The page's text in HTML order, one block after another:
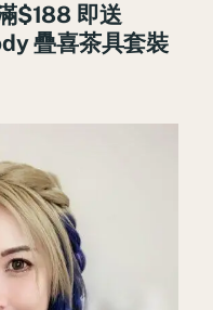
$188 即送
疊喜茶具套裝